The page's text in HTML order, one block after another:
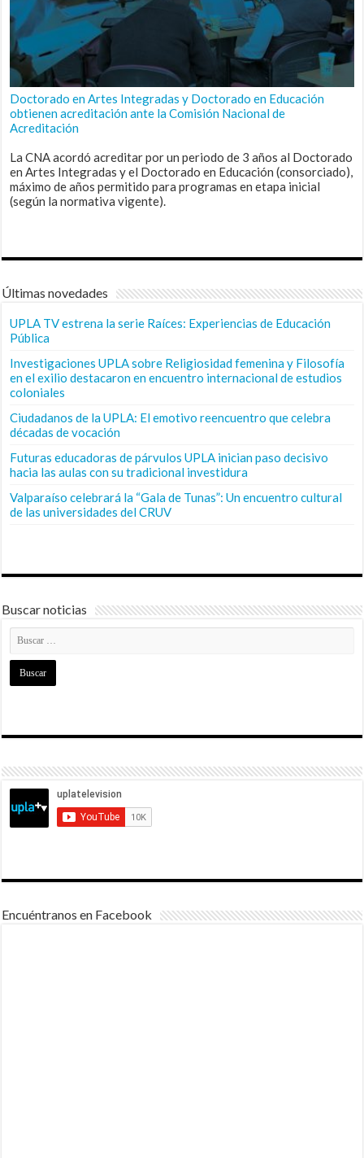
Doctorado en Artes Integradas y Doctorado en Educación
obtienen acreditación ante la Comisión Nacional de
Acreditación
La CNA acordó acreditar por un periodo de 3 años al Doctorado
en Artes Integradas y el Doctorado en Educación (consorciado),
máximo de años permitido para programas en etapa inicial
(según la normativa vigente).
Últimas novedades
UPLA TV estrena la serie Raíces: Experiencias de Educación
Pública
Investigaciones UPLA sobre Religiosidad femenina y Filosofía
en el exilio destacaron en encuentro internacional de estudios
coloniales
Ciudadanos de la UPLA: El emotivo reencuentro que celebra
décadas de vocación
Futuras educadoras de párvulos UPLA inician paso decisivo
hacia las aulas con su tradicional investidura
Valparaíso celebrará la “Gala de Tunas”: Un encuentro cultural
de las universidades del CRUV
Buscar noticias
Encuéntranos en Facebook